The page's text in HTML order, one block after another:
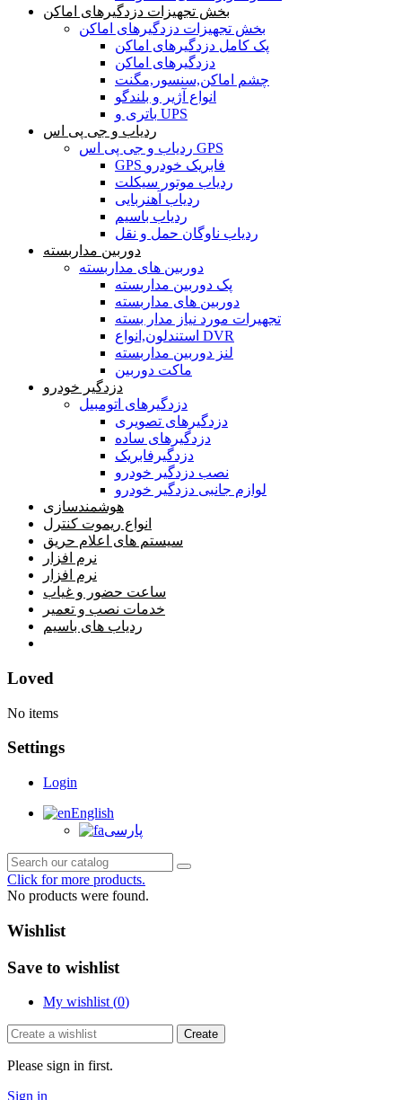
بخش تجهیزات دزدگیرهای اماکن
بخش تجهیزات دزدگیرهای اماکن
پک کامل دزدگیرهای اماکن
دزدگیرهای اماکن
چشم اماکن,سنسور,مگنت
انواع آژیر و بلندگو
باتری و UPS
ردیاب و جی پی اس
ردیاب و جی پی اس GPS
GPS فابریک خودرو
ردیاب موتور سیکلت
ردیاب آهنربایی
ردیاب باسیم
ردیاب ناوگان حمل و نقل
دوربین مداربسته
دوربین های مداربسته
پک دوربین مداربسته
دوربین های مداربسته
تجهیرات مورد نیاز مدار بسته
استندلون,انواع DVR
لنز دوربین مداربسته
ماکت دوربین
دزدگیر خودرو
دزدگیرهای اتومبیل
دزدگیرهای تصویری
دزدگیرهای ساده
دزدگیرفابریک
نصب دزدگیر خودرو
لوازم جانبی دزدگیر خودرو
هوشمندسازی
انواع ریموت کنترل
سیستم های اعلام حریق
نرم افزار
نرم افزار
ساعت حضور و غیاب
خدمات نصب و تعمیر
ردیاب های باسیم
Loved
No items
Settings
Login
English
پارسی
Click for more products.
No products were found.
Wishlist
Save to wishlist
My wishlist (0)
Create
Please sign in first.
Sign in